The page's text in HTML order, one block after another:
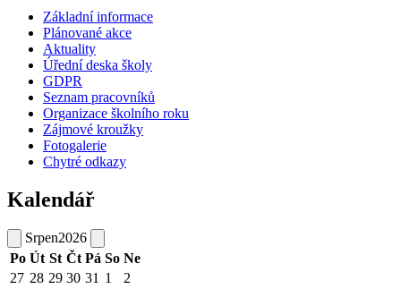
Základní informace
Plánované akce
Aktuality
Úřední deska školy
GDPR
Seznam pracovníků
Organizace školního roku
Zájmové kroužky
Fotogalerie
Chytré odkazy
Kalendář
Srpen2026
Po Út St Čt Pá So Ne
27 28 29 30 31 1
2